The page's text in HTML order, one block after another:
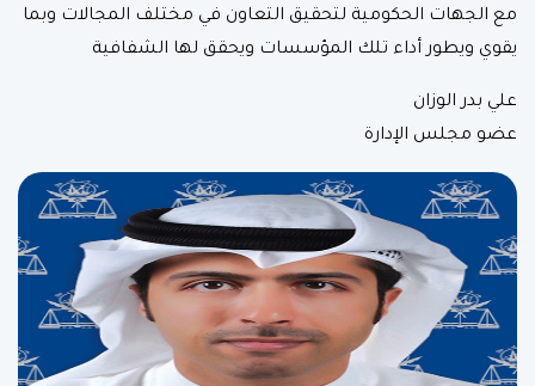
مع الجهات الحكومية لتحقيق التعاون في مختلف المجالات وبما
يقوي ويطور أداء تلك المؤسسات ويحقق لها الشفافية
علي بدر الوزان
عضو مجلس الإدارة